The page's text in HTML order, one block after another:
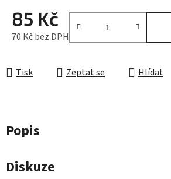
85 Kč
70 Kč bez DPH
Tisk Zeptat se Hlídat
Popis
Diskuze